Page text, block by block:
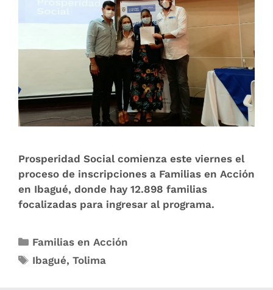
Prosperidad Social comienza este viernes el
proceso de inscripciones a Familias en Acción
en Ibagué, donde hay 12.898 familias
focalizadas para ingresar al programa.
Familias en Acción
Ibagué,Tolima